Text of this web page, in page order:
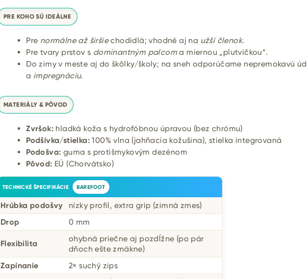
PRE KOHO SÚ IDEÁLNE
Pre normálne až širšiechodidlá; vhodné aj na užší členok.
Pre tvary prstov s dominantným palcom a miernou „plutvičkou“.
Do zimy v meste aj do škôlky/školy; na sneh odporúčame nepremokavú
a impregnáciu.
MATERIÁLY & PÔVOD
Zvršok: hladká koža s hydrofóbnou úpravou (bez chrómu)
Podšívka/stielka: 100% vlna (jahňacia kožušina), stielka integrovaná
Podošva: guma s protišmykovým dezénom
Pôvod: EÚ (Chorvátsko)
TECHNICKÉ ŠPECIFIKÁCIE BAREFOOT
Hrúbka podošvy
nízky profil, extra grip (zimná zmes)
Drop
0 mm
Flexibilita
ohybná priečne aj pozdĺžne (po pár
dňoch ešte zmäkne)
Zapínanie
2× suchý zips